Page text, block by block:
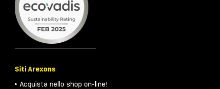
Siti Arexons
Acquista nello shop on-line!